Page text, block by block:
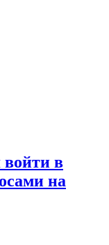
войти в
на